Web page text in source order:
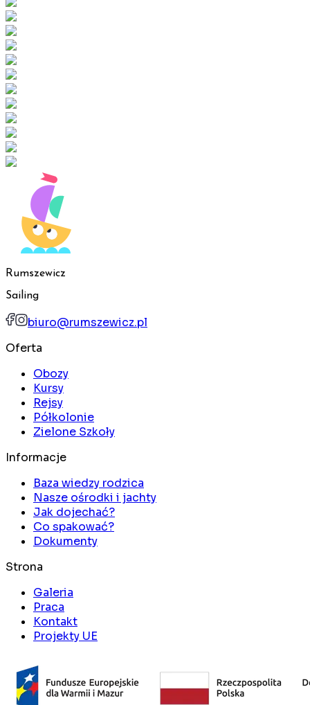
Rumszewicz
Sailing
biuro@rumszewicz.pl
Oferta
Obozy
Kursy
Rejsy
Półkolonie
Zielone Szkoły
Informacje
Baza wiedzy rodzica
Nasze ośrodki i jachty
Jak dojechać?
Co spakować?
Dokumenty
Strona
Galeria
Praca
Kontakt
Projekty UE